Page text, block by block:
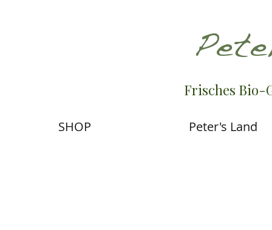
Frisches Bio-
SHOP Peter's Land